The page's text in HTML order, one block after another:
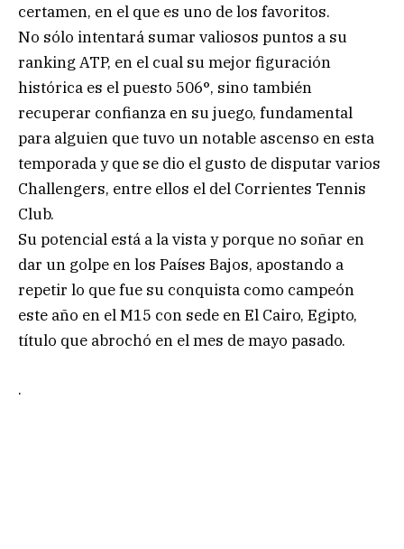
certamen, en el que es uno de los favoritos.
No sólo intentará sumar valiosos puntos a su
ranking ATP, en el cual su mejor figuración
histórica es el puesto 506°, sino también
recuperar confianza en su juego, fundamental
para alguien que tuvo un notable ascenso en esta
temporada y que se dio el gusto de disputar varios
Challengers, entre ellos el del Corrientes Tennis
Club.
Su potencial está a la vista y porque no soñar en
dar un golpe en los Países Bajos, apostando a
repetir lo que fue su conquista como campeón
este año en el M15 con sede en El Cairo, Egipto,
título que abrochó en el mes de mayo pasado.
.